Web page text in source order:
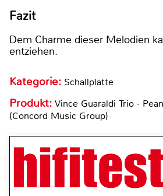
Fazit
Dem Charme dieser Melodien
entziehen.
Kategorie: Schallplatte
Produkt: Vince Guaraldi Trio -
(Concord Music Group)